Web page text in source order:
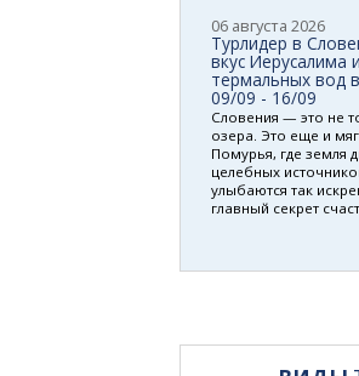
06 августа 2026
Турлидер в
вкус Иерусалима
термальных вод
09/09 - 16/09
Словения — это не
озера. Это еще и
Помурья, где земля
целебных
улыбаются так
главный секрет